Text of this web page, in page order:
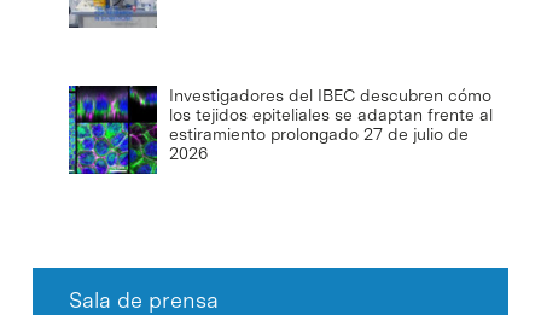
Investigadores del IBEC descubren cómo
los tejidos epiteliales se adaptan frente al
estiramiento prolongado 27 de julio de
2026
Sala de prensa